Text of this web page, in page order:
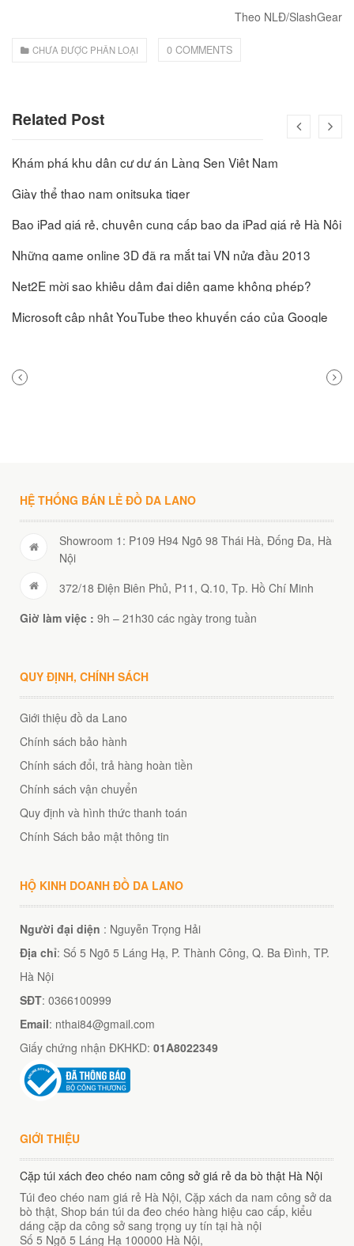
Theo NLĐ/SlashGear
CHƯA ĐƯỢC PHÂN LOẠI 0 COMMENTS
Related Post
Khám phá khu dân cư dự án Làng Sen Việt Nam
Giày thể thao nam onitsuka tiger
Bao iPad giá rẻ, chuyên cung cấp bao da iPad giá rẻ Hà Nội
Những game online 3D đã ra mắt tại VN nửa đầu 2013
Net2E mời sao khiêu dâm đại diện game không phép?
Microsoft cập nhật YouTube theo khuyến cáo của Google
NEXT
HỆ THỐNG BÁN LẺ ĐỒ DA LANO
Showroom 1: P109 H94 Ngõ 98 Thái Hà, Đống Đa, Hà
Nội
372/18 Điện Biên Phủ, P11, Q.10, Tp. Hồ Chí Minh
Giờ làm việc : 9h – 21h30 các ngày trong tuần
QUY ĐỊNH, CHÍNH SÁCH
Giới thiệu đồ da Lano
Chính sách bảo hành
Chính sách đổi, trả hàng hoàn tiền
Chính sách vận chuyển
Quy định và hình thức thanh toán
Chính Sách bảo mật thông tin
HỘ KINH DOANH ĐỒ DA LANO
Người đại diện : Nguyễn Trọng Hải
Địa chỉ: Số 5 Ngõ 5 Láng Hạ, P. Thành Công, Q. Ba Đình, TP.
Hà Nội
SĐT: 0366100999
Email: nthai84@gmail.com
Giấy chứng nhận ĐKHKD: 01A8022349
GIỚI THIỆU
Cặp túi xách đeo chéo nam công sở giá rẻ da bò thật Hà Nội
Túi đeo chéo nam giá rẻ Hà Nội, Cặp xách da nam công sở da
bò thật, Shop bán túi da đeo chéo hàng hiệu cao cấp, kiểu
dáng cặp da công sở sang trọng uy tín tại hà nội
Số 5 Ngõ 5 Láng Hạ 100000 Hà Nội,